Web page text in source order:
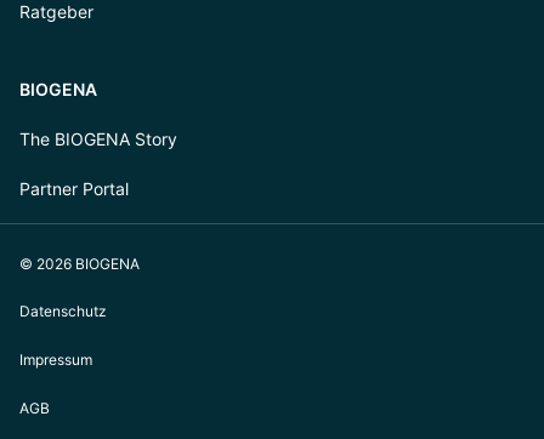
Ratgeber
BIOGENA
The BIOGENA Story
Partner Portal
© 2026 BIOGENA
Datenschutz
Impressum
AGB